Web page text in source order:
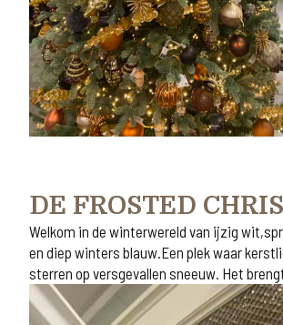
DE FROSTED
Welkom in de winterwereld van ijzig
en diep winters blauw.Een plek waar
sterren op versgevallen sneeuw. Het